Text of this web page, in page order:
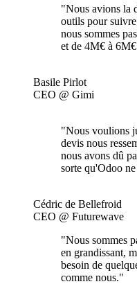
"Nous avions la
outils pour
nous sommes
et de 4M€ à
Basile Pirlot
CEO @ Gimi
"Nous voulions
devis nous
nous avons dû
sorte qu'Odoo
Cédric de Bellefroid
CEO @ Futurewave
"Nous sommes
en grandissant,
besoin de
comme nous."